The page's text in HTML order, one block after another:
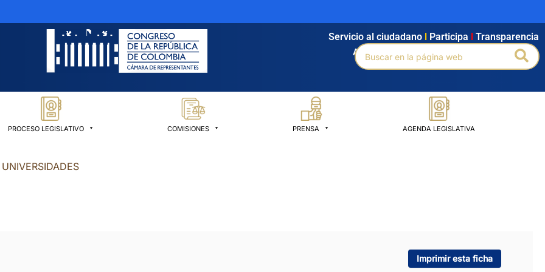
Agendamiento Intranet Búsqueda avanzada
Servicio al ciudadano Participa Transparencia
Buscar
por:
PROCESO LEGISLATIVO COMISIONES PRENSA AGENDA LEGISLATIVA
Imprimir esta ficha